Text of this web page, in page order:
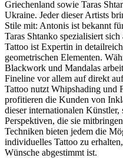
Griechenland sowie Taras
Ukraine. Jeder dieser Artists
Stile mit: Antonis ist bekannt
Taras Shtanko spezialisiert
Tattoo ist Expertin in
geometrischen Elementen.
Blackwork und Mandalas
Fineline vor allem auf direkt
Tattoo nutzt Whipshading und
profitieren die Kunden von
dieser internationalen
Perspektiven, die sie
Techniken bieten jedem die
individuelles Tattoo zu
Wünsche abgestimmt ist.